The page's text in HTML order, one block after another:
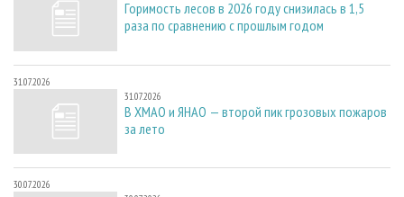
Горимость лесов в 2026 году снизилась в 1,5
раза по сравнению с прошлым годом
31.07.2026
31.07.2026
В ХМАО и ЯНАО — второй пик грозовых пожаров
за лето
30.07.2026